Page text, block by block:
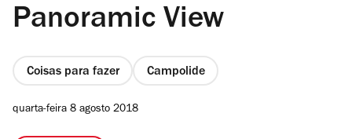
Panoramic View
Coisas para fazer Campolide
quarta-feira 8 agosto 2018